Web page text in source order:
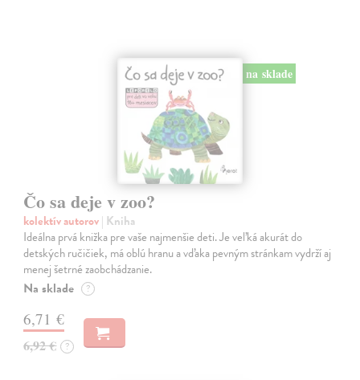
na sklade
Čo sa deje v zoo?
kolektív autorov| Kniha
Ideálna prvá knižka pre vaše najmenšie deti. Je veľká akurát do
detských ručičiek, má oblú hranu a vďaka pevným stránkam vydrží aj
menej šetrné zaobchádzanie.
Na sklade ?
6,71 €
6,92 € ?